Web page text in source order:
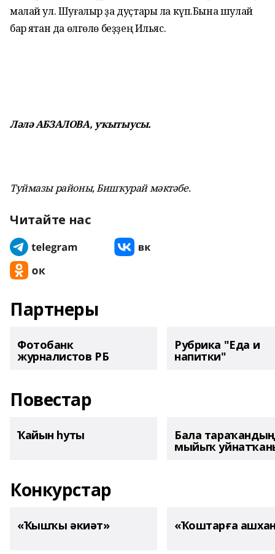
малай ул. Шуғалыр ҙа дуҫтары ла күп.Бына шулай
бар яҡтан да өлгөлө беҙҙең Ильяс.
Ләлә АБЗАЛОВА, уҡытыусы.
Туймазы районы, Бишҡурай мәктәбе.
Читайте нас
Партнеры
Фотобанк
журналистов РБ
Рубрика "Еда и
напитки"
Повестар
Ҡайын һуты Бала тараҡандың
мыйыҡ
Конкурстар
«Ҡышҡы әкиәт» «Ҡоштарға